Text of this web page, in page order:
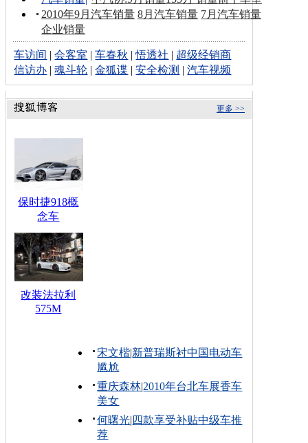
2010年9月汽车销量 8月汽车销量 7月汽车销量
企业销量
车访间 |会客室 |车春秋 |悟透社 | 超级经销商
信访办 |魂斗轮 |金狐谍 |安全检测 |汽车视频
更多 >>
保时捷918概
念车
改装法拉利
575M
宋文楷|新普瑞斯衬中国电动车
尴尬
重庆森林|2010年台北车展香车
美女
何曙光| 四款享受补贴中级车推
荐